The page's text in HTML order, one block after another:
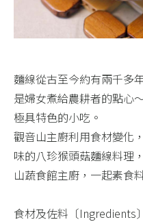
麵線從古至今約有兩千多
是婦女煮給農耕者的點心
極具特色的小吃。​
觀音山主廚利用食材變化
味的八珍猴頭菇麵線料理
山蔬食館主廚，一起素食
食材及佐料〔Ingredients